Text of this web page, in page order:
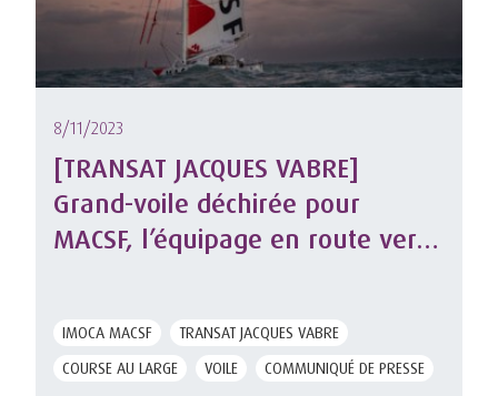
8/11/2023
[TRANSAT JACQUES VABRE]
Grand-voile déchirée pour
MACSF, l’équipage en route vers
IMOCA MACSF
TRANSAT JACQUES VABRE
COURSE AU LARGE
VOILE COMMUNIQUÉ DE PRESSE